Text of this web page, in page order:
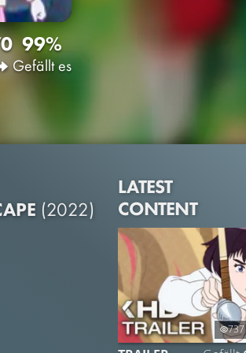
99%
Gefällt es
(2022)
LATEST
CONTENT
737